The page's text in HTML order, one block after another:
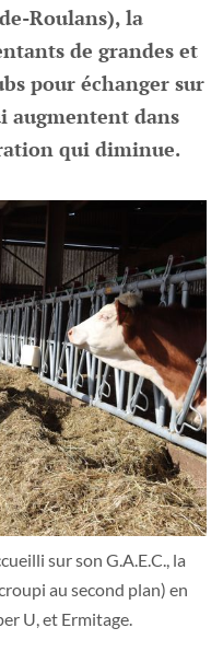
Roulans), la
de grandes et
pour échanger sur
augmentent dans
qui diminue.
sur son G.A.E.C., la
au second plan) en
U, et Ermitage.